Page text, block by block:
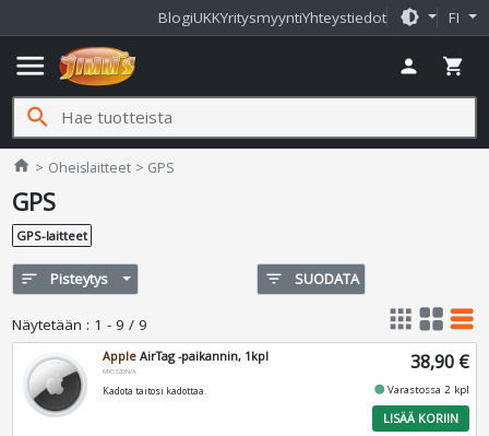
BlogiUKKYritysmyyntiYhteystiedot brightness_medium FI
menu person shopping_cart
search
home Jimms.fi
Oheislaitteet GPS
GPS
GPS-laitteet
sort Pisteytys filter_list SUODATA
Näytetään : 1 - 9 / 9 apps grid_view table_rows
Apple AirTag -paikannin, 1kpl
MX532DN/A
Kadota taitosi kadottaa.
38,90 €
fiber_manual_recordVarastossa 2 kpl
LISÄÄ KORIIN